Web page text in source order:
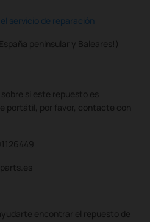
servicio de reparación
peninsular y Baleares!)
si este repuesto es
portátil, por favor, contacte con
encontrar el repuesto de